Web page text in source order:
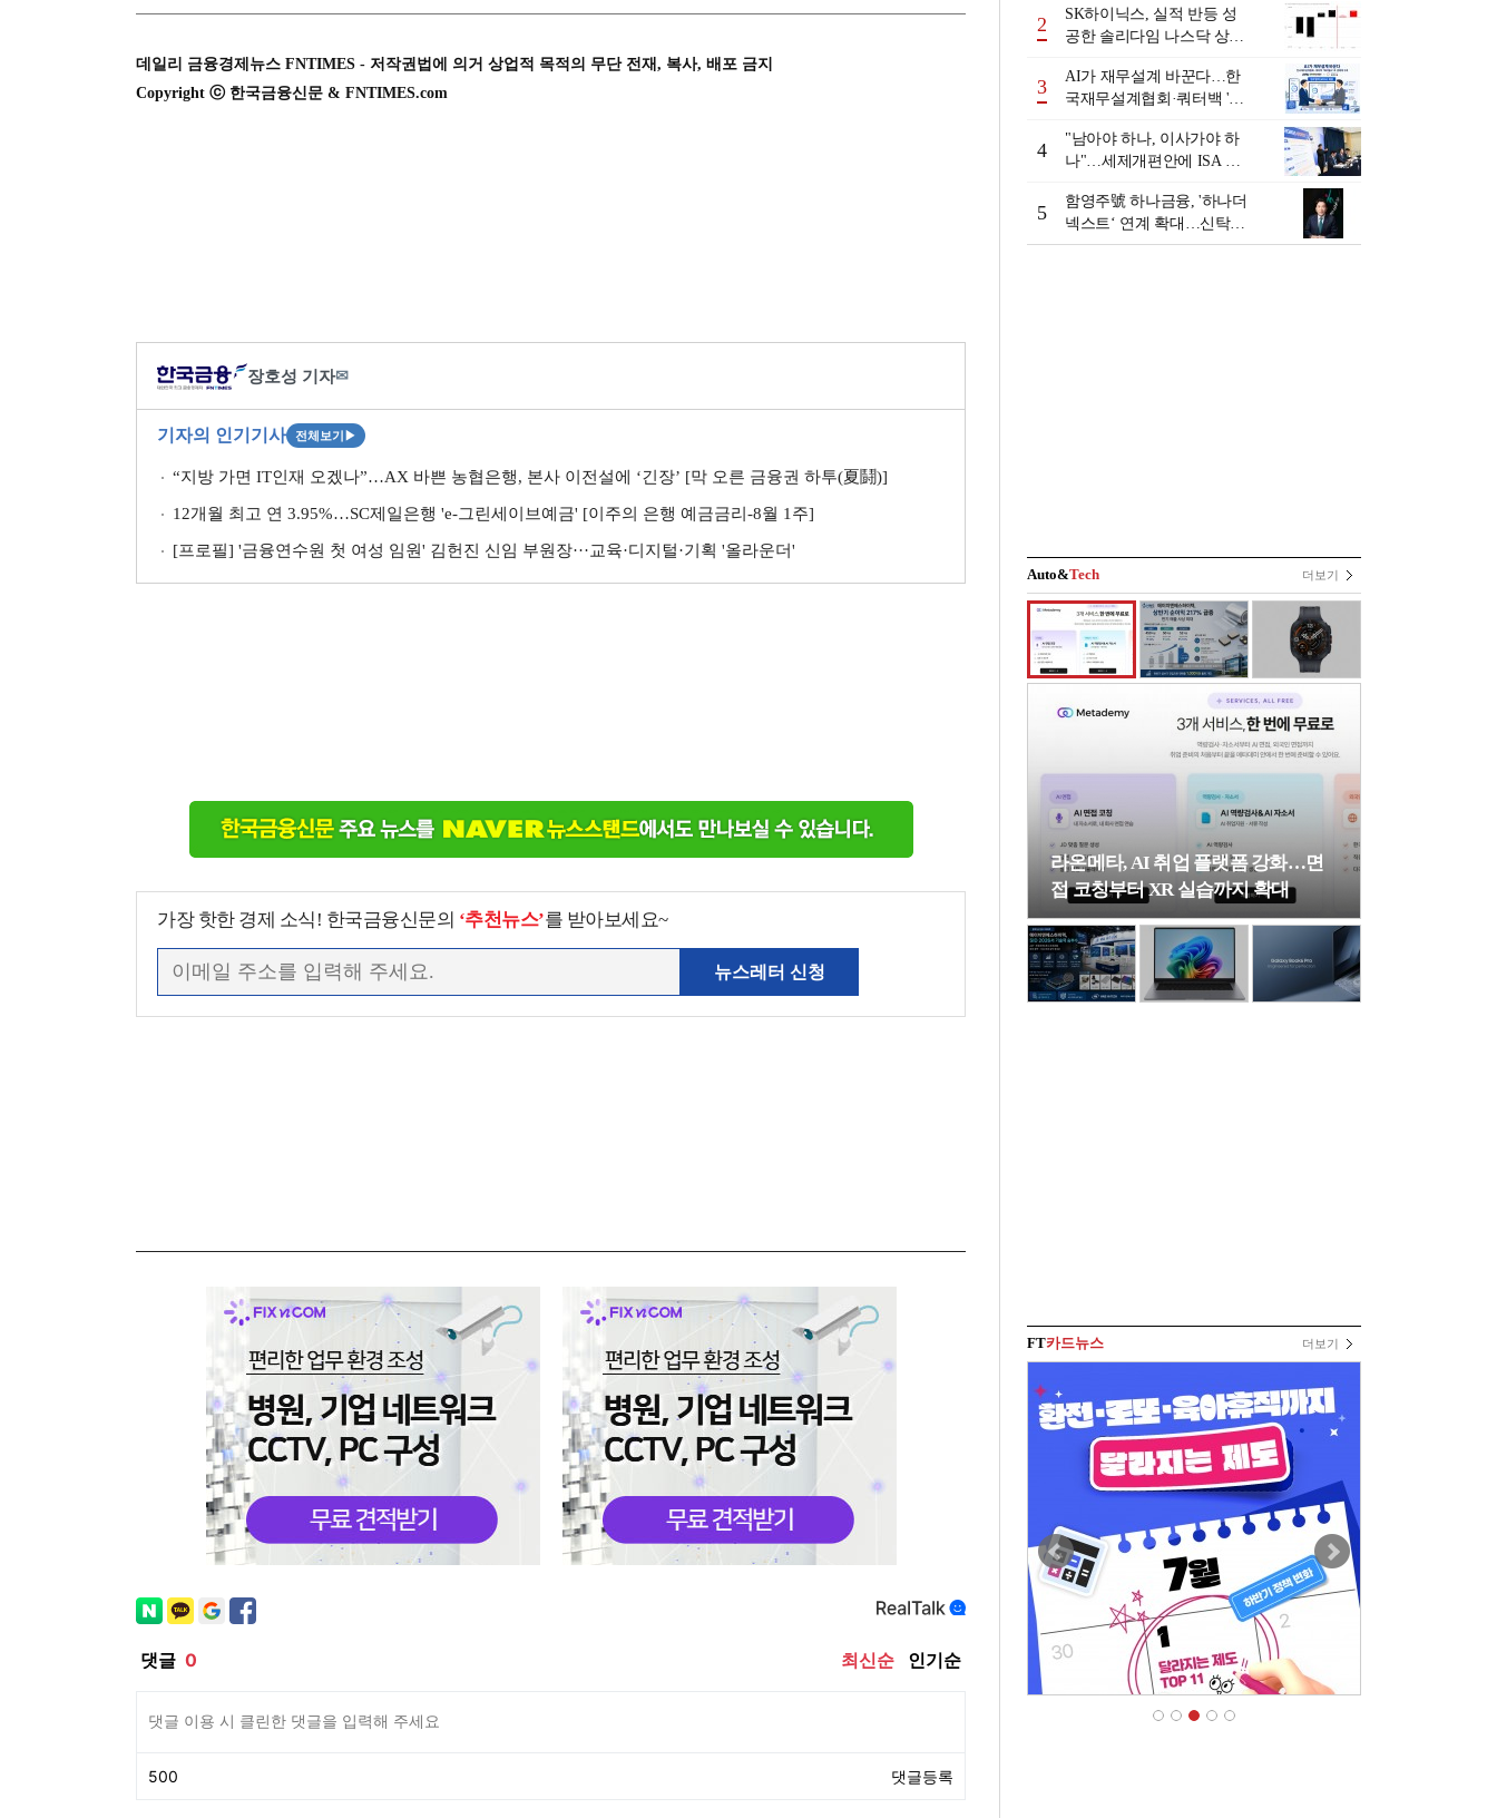
데일리 금융경제뉴스 FNTIMES - 저작권법에 의거 상업적 목적의 무단 전재, 복사, 배포 금지
Copyright ⓒ 한국금융신문 & FNTIMES.com
장호성 기자✉
기자의 인기기사 전체보기 ▶
“지방 가면 IT인재 오겠나”…AX 바쁜 농협은행, 본사 이전설에 ‘긴장’ [막 오른 금융권 하투(夏鬪)]
12개월 최고 연 3.95%…SC제일은행 'e-그린세이브예금' [이주의 은행 예금금리-8월 1주]
[프로필] '금융연수원 첫 여성 임원' 김헌진 신임 부원장···교육·디지털·기획 '올라운더'
가장 핫한 경제 소식! 한국금융신문의 ‘추천뉴스’를 받아보세요~
뉴스레터 신청
2
SK하이닉스, 실적 반등 성
공한 솔리다임 나스닥 상장
3
AI가 재무설계 바꾼다…한
국재무설계협회·쿼터백 '베
4
"남아야 하나, 이사가야 하
나"…세제개편안에 ISA 투
5
함영주號 하나금융, '하나더
넥스트‘ 연계 확대…신탁수
수료 2배 증가 효과 [금융 시
Auto&Tech 더보기
라온메타, AI 취업 플랫폼 강화…면
접 코칭부터 XR 실습까지 확대
FT카드뉴스 더보기